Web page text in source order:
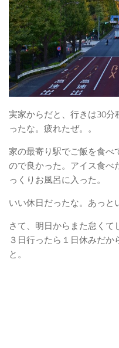
実家からだと、行きは30
ったな。疲れたぜ。。
家の最寄り駅でご飯を食べ
ので良かった。アイス食べ
っくりお風呂に入った。
いい休日だったな。あっと
さて、明日からまた怠くて
３日行ったら１日休みだ
と。